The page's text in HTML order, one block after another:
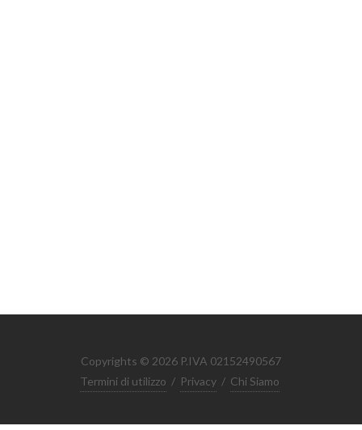
Copyrights © 2026 P.IVA 02152490567
Termini di utilizzo / Privacy / Chi Siamo